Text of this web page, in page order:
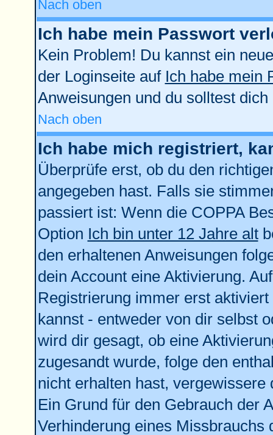
Nach oben
Ich habe mein Passwort
Kein Problem! Du kannst ein
der Loginseite auf Ich habe mein
Anweisungen und du solltest
Nach oben
Ich habe mich registriert,
Überprüfe erst, ob du den
angegeben hast. Falls sie
passiert ist: Wenn die COPPA
Option Ich bin unter 12 Jahre alt
den erhaltenen Anweisungen
dein Account eine Aktivierung.
Registrierung immer erst
kannst - entweder von dir selbst
wird dir gesagt, ob eine
zugesandt wurde, folge den
nicht erhalten hast,
Ein Grund für den Gebrauch der
Verhinderung eines